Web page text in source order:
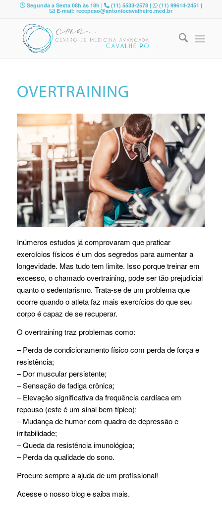
Segunda a Sexta 08h às 18h | (11) 5533-2578 | (11) 99614-2451 |
E-mail: recepcao@antoniocavalheiro.med.br
OVERTRAINING
Inúmeros estudos já comprovaram que praticar
exercícios físicos é um dos segredos para aumentar a
longevidade. Mas tudo tem limite. Isso porque treinar em
excesso, o chamado overtraining, pode ser tão prejudicial
quanto o sedentarismo. Trata-se de um problema que
ocorre quando o atleta faz mais exercícios do que seu
corpo é capaz de se recuperar.
O overtraining traz problemas como:
– Perda de condicionamento físico com perda de força e
resistência;
– Dor muscular persistente;
– Sensação de fadiga crônica;
– Elevação significativa da frequência cardíaca em
repouso (este é um sinal bem típico);
– Mudança de humor com quadro de depressão e
irritabilidade;
– Queda da resistência imunológica;
– Perda da qualidade do sono.
Procure sempre a ajuda de um profissional!
Acesse o nosso blog e saiba mais.